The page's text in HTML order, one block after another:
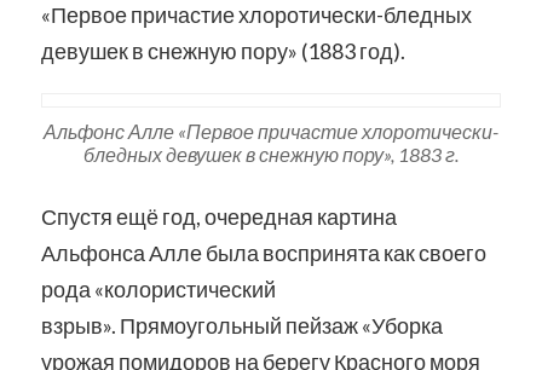
«Первое причастие хлоротически-бледных
девушек в снежную пору» (1883 год).
Альфонс Алле «Первое причастие хлоротически-
бледных девушек в снежную пору», 1883 г.
Спустя ещё год, очередная картина
Альфонса Алле была воспринята как своего
рода «колористический
взрыв». Прямоугольный пейзаж «Уборка
урожая помидоров на берегу Красного моря